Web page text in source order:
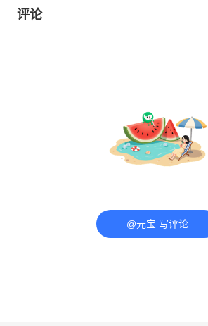
评论
@元宝 写评论